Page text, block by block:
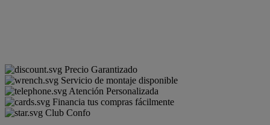
Precio Garantizado
Servicio de montaje disponible
Atención Personalizada
Financia tus compras fácilmente
Club Confo